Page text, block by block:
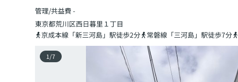
管理/共益費 -
東京都荒川区西日暮里 １丁目
京成本線「新三河島」駅徒歩2分
常磐線「三河島」駅徒歩7分
1 /7